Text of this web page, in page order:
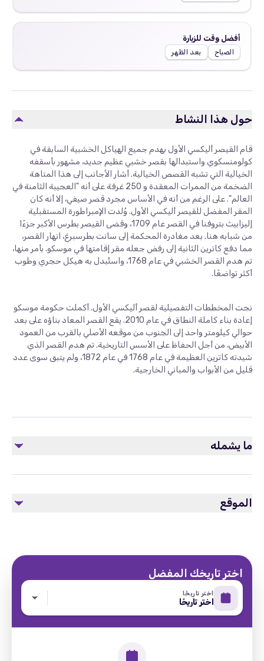
أفضل وقت للزيارة
الصباح بعد الظهر
حول هذا النشاط
قام القيصر أليكسي الأول بهدم جميع الهياكل الخشبية السابقة في
كولومنسكوي واستبدالها بقصر خشبي عظيم جديد، مشهور بأسقفه
الخيالية التي تشبه القصص الخيالية. أشار الأجانب إلى هذا المتاهة
الضخمة من الممرات المعقدة و 250 غرفة على أنه "العجيبة الثامنة في
العالم". على الرغم من أنه في الأساس مجرد قصر صيفي، إلا أنه كان
المقر المفضل للقيصر أليكسي الأول. وُلدت الإمبراطورة المستقبلية
إليزابيث بتروفنا في القصر عام 1709، وقضى القيصر بطرس الأكبر جزءًا
من شبابه هنا. بعد مغادرة المحكمة إلى سانت بطرسبرغ، انهار القصر،
مما دفع كاترين الثانية إلى رفض جعله مقر إقامتها في موسكو. بأمر منها،
تم هدم القصر الخشبي في عام 1768، واستُبدل به هيكل حجري وطوب
أكثر تواضعًا.
نجت المخططات التفصيلية لقصر أليكسي الأول. أكملت حكومة موسكو
إعادة بناء كاملة النطاق في عام 2010. يقع القصر المعاد بناؤه على بعد
حوالي كيلومتر واحد إلى الجنوب من موقعه الأصلي بالقرب من العمود
الأبيض، من أجل الحفاظ على الأسس التاريخية. تم هدم القصر الذي
شيدته كاترين العظيمة في عام 1768 في عام 1872، ولم يتبق سوى عدد
قليل من الأبواب والمباني الخارجية.
ما يشمله
مشمول
جولة خاصة
الموقع
اختر تاريخك المفضل
اختر تاريخًا
اختر تاريخًا